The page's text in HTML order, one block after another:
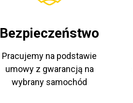
Bezpieczeństwo
Pracujemy na podstawie
umowy z gwarancją na
wybrany samochód